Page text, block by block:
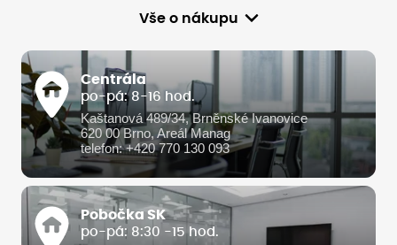
Vše o nákupu
Centrála
po-pá: 8-16 hod.
Kaštanová 489/34, Brněnské Ivanovice
620 00 Brno, Areál Manag
telefon: +420 770 130 093
Pobočka SK
po-pá: 8:30 -15 hod.